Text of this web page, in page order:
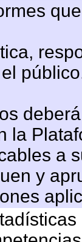
la
a
y